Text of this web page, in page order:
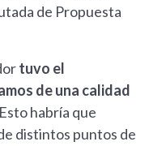
de Propuesta
tuvo el
de una calidad
habría que
distintos puntos de